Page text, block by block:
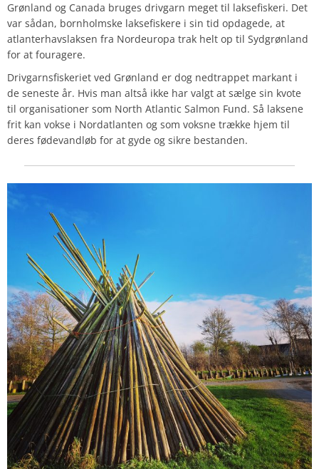
Grønland og Canada bruges drivgarn meget til laksefiskeri. Det
var sådan, bornholmske laksefiskere i sin tid opdagede, at
atlanterhavslaksen fra Nordeuropa trak helt op til Sydgrønland
for at fouragere.
Drivgarnsfiskeriet ved Grønland er dog nedtrappet markant i
de seneste år. Hvis man altså ikke har valgt at sælge sin kvote
til organisationer som North Atlantic Salmon Fund. Så laksene
frit kan vokse i Nordatlanten og som voksne trække hjem til
deres fødevandløb for at gyde og sikre bestanden.